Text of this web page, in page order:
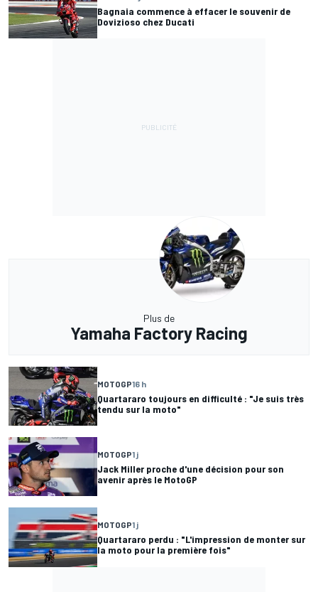
Bagnaia commence à effacer le souvenir de
Dovizioso chez Ducati
Plus de
Yamaha Factory Racing
MOTOGP16 h
Quartararo toujours en difficulté : "Je suis très
tendu sur la moto"
MOTOGP1 j
Jack Miller proche d'une décision pour son
avenir après le MotoGP
MOTOGP1 j
Quartararo perdu : "L'impression de monter sur
la moto pour la première fois"